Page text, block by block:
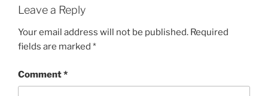
Leave a Reply
Your email address will not be published. Required
fields are marked *
Comment*